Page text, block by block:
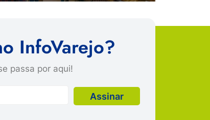
InfoVarejo?
passa por aqui!